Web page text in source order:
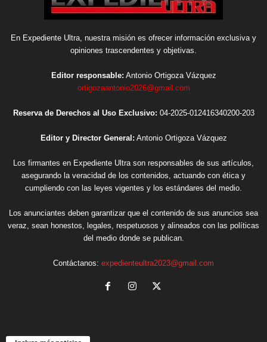
En Expediente Ultra, nuestra misión es ofrecer información exclusiva y
opiniones trascendentes y objetivas.
Editor responsable: Antonio Ortigoza Vázquez
ortigozaantonio2026@gmail.com
Reserva de Derechos al Uso Exclusivo: 04-2025-012416340200-203
Editor y Director General: Antonio Ortigoza Vázquez
Los firmantes en Expediente Ultra son responsables de sus artículos,
asegurando la veracidad de los contenidos, actuando con ética y
cumpliendo con las leyes vigentes y los estándares del medio.
Los anunciantes deben garantizar que el contenido de sus anuncios sea
veraz, sean honestos, legales, respetuosos y alineados con las políticas
del medio donde se publican.
Contáctanos: expedienteultra2023@gmail.com